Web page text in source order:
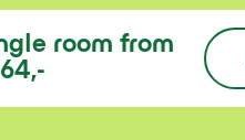
room from